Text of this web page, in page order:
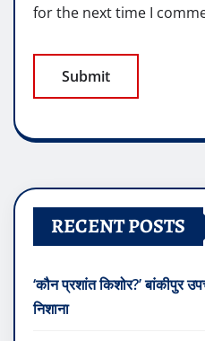
for the next time I
RECENT POSTS
‘कौन प्रशांत किशोर?’ बांकीपुर
निशाना